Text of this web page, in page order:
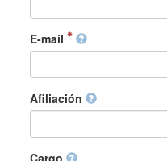
E-mail
Afiliación
Cargo